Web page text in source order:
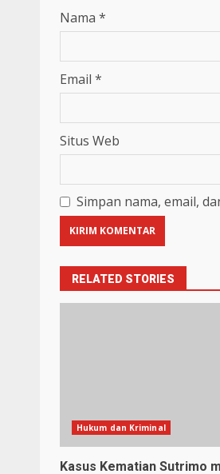
Nama *
Email *
Situs Web
Simpan nama, email,
RELATED STORIES
Hukum dan Kriminal
Kasus Kematian Sutrimo